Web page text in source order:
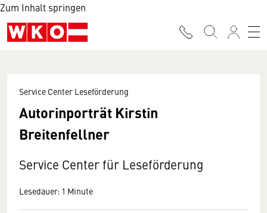
Zum Inhalt springen
Service Center Leseförderung
Autorinporträt Kirstin
Breitenfellner
Service Center für Leseförderung
Lesedauer: 1 Minute